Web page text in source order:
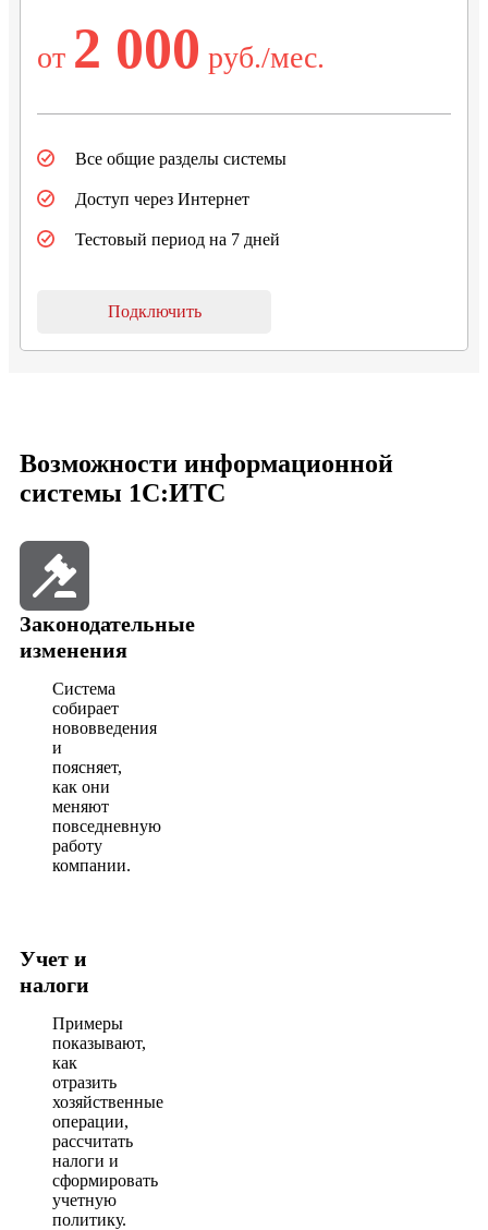
от 2 000 руб./мес.
Все общие разделы системы
Доступ через Интернет
Тестовый период на 7 дней
Подключить
Возможности информационной
системы 1С:ИТС
Законодательные
изменения
Система
собирает
нововведения
и
поясняет,
как они
меняют
повседневную
работу
компании.
Учет и
налоги
Примеры
показывают,
как
отразить
хозяйственные
операции,
рассчитать
налоги и
сформировать
учетную
политику.